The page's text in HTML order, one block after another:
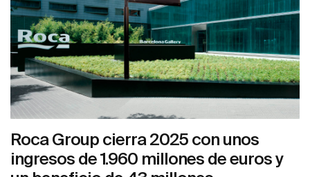
Roca Group cierra 2025 con unos
ingresos de 1.960 millones de euros y